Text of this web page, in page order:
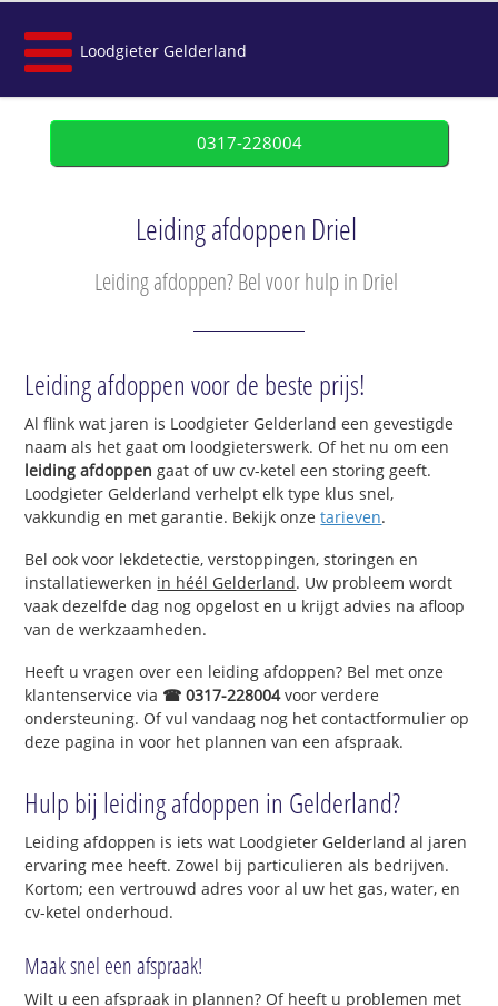
Loodgieter Gelderland
0317-228004
Leiding afdoppen Driel
Leiding afdoppen? Bel voor hulp in Driel
Leiding afdoppen voor de beste prijs!
Al flink wat jaren is Loodgieter Gelderland een gevestigde
naam als het gaat om loodgieterswerk. Of het nu om een
leiding afdoppen gaat of uw cv-ketel een storing geeft.
Loodgieter Gelderland verhelpt elk type klus snel,
vakkundig en met garantie. Bekijk onzetarieven.
Bel ook voor lekdetectie, verstoppingen, storingen en
installatiewerken in héél Gelderland. Uw probleem wordt
vaak dezelfde dag nog opgelost en u krijgt advies na afloop
van de werkzaamheden.
Heeft u vragen over een leiding afdoppen? Bel met onze
klantenservice via ☎ 0317-228004voor verdere
ondersteuning. Of vul vandaag nog het contactformulier op
deze pagina in voor het plannen van een afspraak.
Hulp bij leiding afdoppen in Gelderland?
Leiding afdoppen is iets wat Loodgieter Gelderland al jaren
ervaring mee heeft. Zowel bij particulieren als bedrijven.
Kortom; een vertrouwd adres voor al uw het gas, water, en
cv-ketel onderhoud.
Maak snel een afspraak!
Wilt u een afspraak in plannen? Of heeft u problemen met